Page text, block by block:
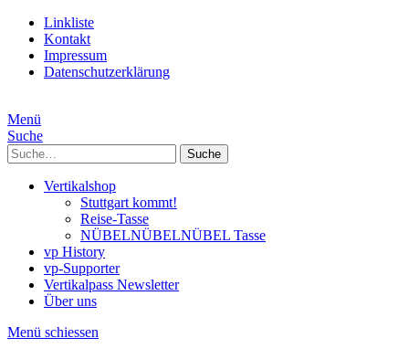
Linkliste
Kontakt
Impressum
Datenschutzerklärung
Menü
Suche
Suche
Vertikalshop
Stuttgart kommt!
Reise-Tasse
NÜBELNÜBELNÜBEL Tasse
vp History
vp-Supporter
Vertikalpass Newsletter
Über uns
Menü schiessen